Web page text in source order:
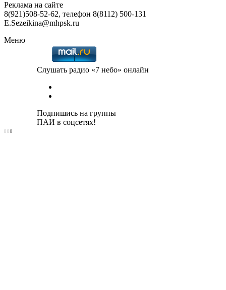
Реклама на сайте
8(921)508-52-62, телефон 8(8112) 500-131
E.Sezeikina@mhpsk.ru
Меню
Слушать радио «7 небо» онлайн
Подпишись на группы
ПАИ в соцсетях!